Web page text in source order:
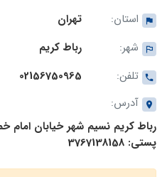
استان:
تهران
شهر:
رباط کریم
تلفن:
02156750965
آدرس:
رباط کریم نسیم شهر خیابان امام
پستی: 3767138158